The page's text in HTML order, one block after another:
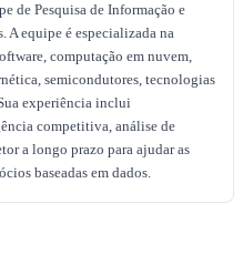
de Pesquisa de Informação e
equipe é especializada na
computação em nuvem,
semicondutores, tecnologias
experiência inclui
competitiva, análise de
a longo prazo para ajudar as
baseadas em dados.